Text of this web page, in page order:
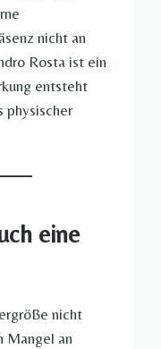
nicht an
Rosta ist ein
entsteht
physischer
eine
nicht
an